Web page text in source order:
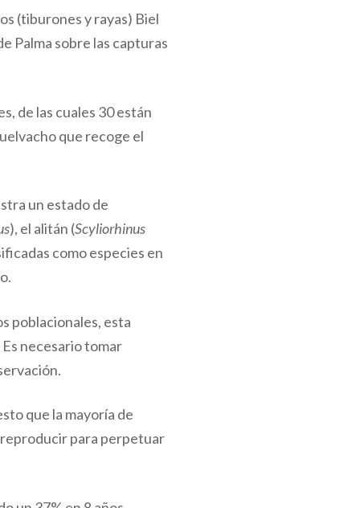
(tiburones y rayas) Biel
Palma sobre las capturas
de las cuales 30 están
que recoge el
un estado de
), el alitán (Scyliorhinus
como especies en
poblacionales, esta
necesario tomar
que la mayoría de
reproducir para perpetuar